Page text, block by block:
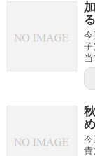
今
子
今
貴